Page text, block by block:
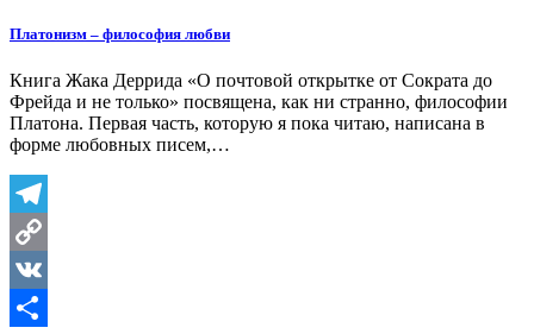
Платонизм – философия любви
Книга Жака Деррида «О почтовой открытке от Сократа до
Фрейда и не только» посвящена, как ни странно, философии
Платона. Первая часть, которую я пока читаю, написана в
форме любовных писем,…
Telegram
Copy
Link
VK